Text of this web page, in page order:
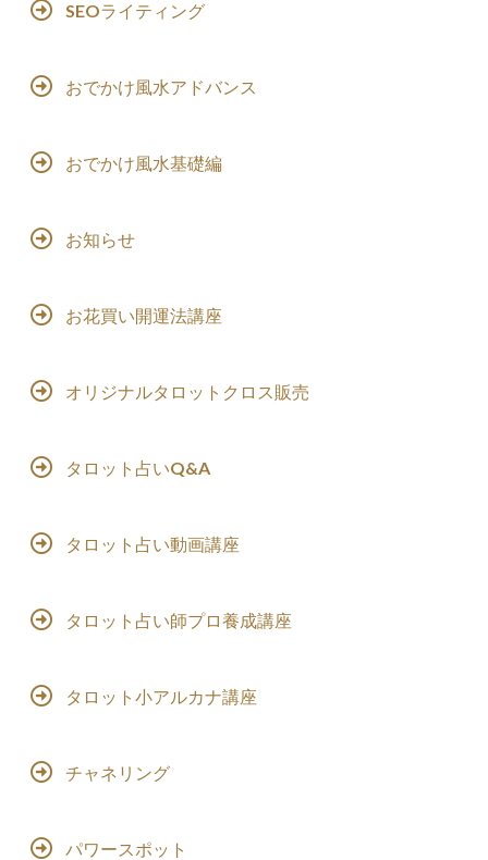
SEOライティング
おでかけ風水アドバンス
おでかけ風水基礎編
お知らせ
お花買い開運法講座
オリジナルタロットクロス販売
タロット占いQ&A
タロット占い動画講座
タロット占い師プロ養成講座
タロット小アルカナ講座
チャネリング
パワースポット